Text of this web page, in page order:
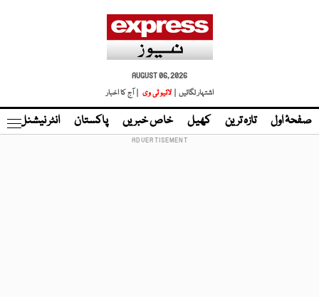
AUGUST 06, 2026
اشتہار لگائیں |
لائیو ٹی وی | آج کا اخبار
صفحۂ اول تازہ ترین کھیل خاص خبریں پاکستان انٹر نیشنل